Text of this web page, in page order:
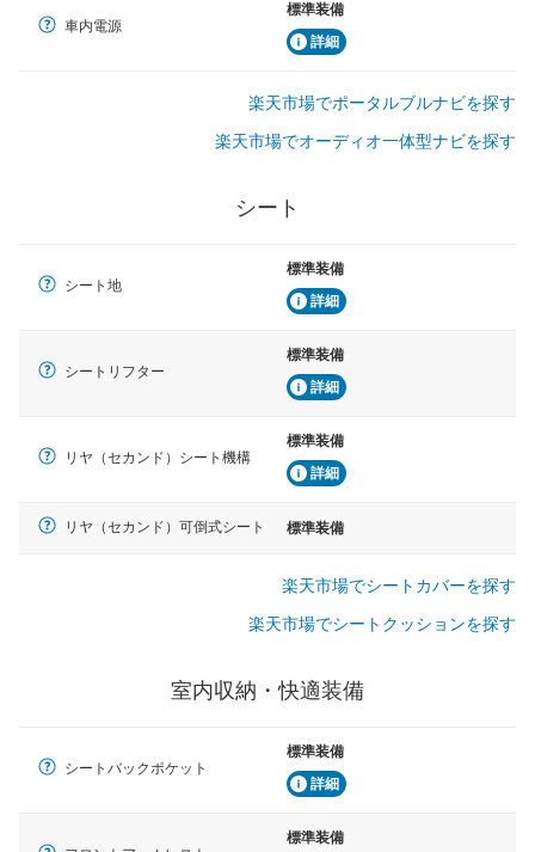
車内電源
標準装備
詳細
楽天市場でポータルブルナビを探す
楽天市場でオーディオ一体型ナビを探す
シート
シート地
標準装備
詳細
シートリフター
標準装備
詳細
リヤ（セカンド）シート機構
標準装備
詳細
リヤ（セカンド）可倒式シート 標準装備
楽天市場でシートカバーを探す
楽天市場でシートクッションを探す
室内収納・快適装備
シートバックポケット
標準装備
詳細
標準装備